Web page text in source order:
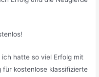
hatte so viel Erfolg mit
für kostenlose klassifizierte